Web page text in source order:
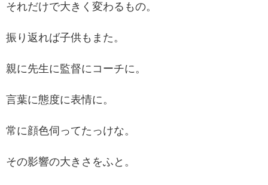
それだけで大きく変わるもの。
振り返れば子供もまた。
親に先生に監督にコーチに。
言葉に態度に表情に。
常に顔色伺ってたっけな。
その影響の大きさをふと。